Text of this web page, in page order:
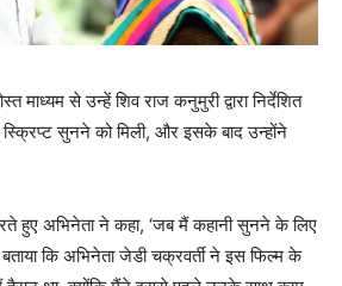
माध्यम से उन्हें शिव राज कनुमुरी द्वारा निर्देशित
स्क्रिप्ट सुनने को मिली, और इसके बाद उन्होंने
हुए अभिनेता ने कहा, ‘जब मैं कहानी सुनने के लिए
बताया कि अभिनेता जेडी चक्रवर्ती ने इस फिल्म के